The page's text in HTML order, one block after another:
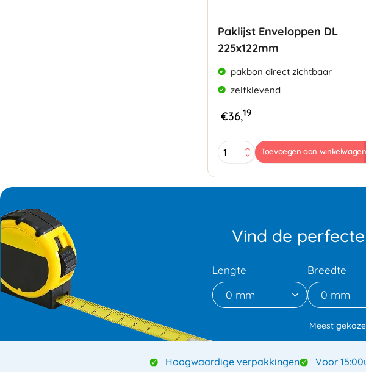
Paklijst Enveloppen DL
225x122mm
pakbon direct zichtbaar
zelfklevend
€36,19
Paklijst
Enveloppen
225x122mm
Toevoegen aan winkelwagen
Vind de
Lengte
0 mm
Breedte
0 mm
Meest
Hoogwaardige verpakkingen Voor